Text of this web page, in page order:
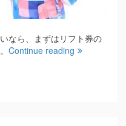
なら、まずはリフト券の
Continue reading